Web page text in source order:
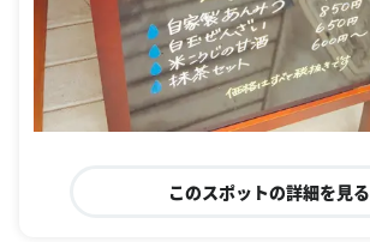
このスポットの詳細を見る